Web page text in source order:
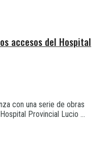
accesos del Hospital
con una serie de obras
Provincial Lucio ...